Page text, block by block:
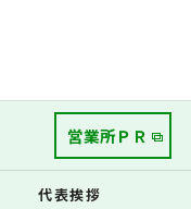
営業所ＰＲ
代表挨拶